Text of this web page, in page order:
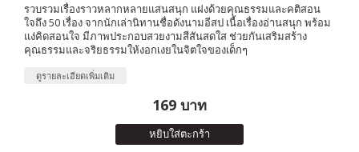
รวบรวมเรื่องราวหลากหลายแสนสนุก แฝงด้วยคุณธรรมและคติสอน
ใจถึง 50 เรื่อง จากนักเล่านิทานชื่อดังนามอีสป เนื้อเรื่องอ่านสนุก พร้อม
แง่คิดสอนใจ มีภาพประกอบสวยงามสีสันสดใส ช่วยกันเสริมสร้าง
คุณธรรมและจริยธรรมให้งอกเงยในจิตใจของเด็กๆ
ดูรายละเอียดเพิ่มเติม
169 บาท
หยิบใส่ตะกร้า